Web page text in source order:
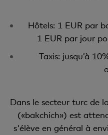
Hôtels: 1 EUR par
1 EUR par jour
Taxis: jusqu’à
Dans le secteur turc de
(«bakchich») est
s'élève en général à